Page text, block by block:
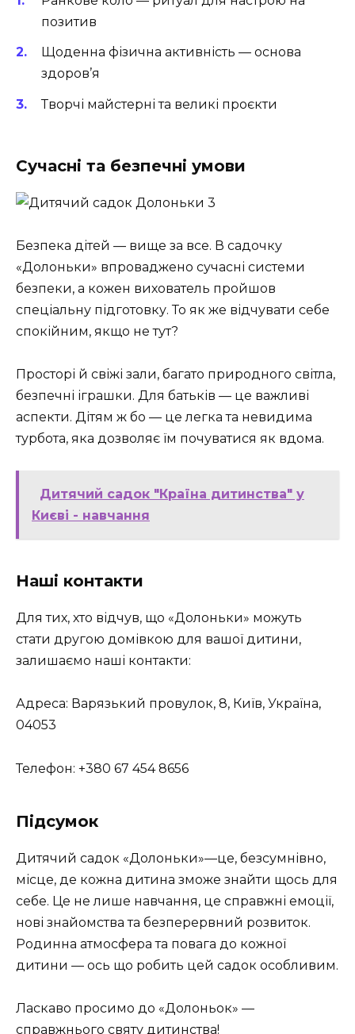
позитив
Щоденна фізична активність — основа
здоров’я
Творчі майстерні та великі проєкти
Сучасні та безпечні умови
Безпека дітей — вище за все. В садочку
«Долоньки» впроваджено сучасні системи
безпеки, а кожен вихователь пройшов
спеціальну підготовку. То як же відчувати себе
спокійним, якщо не тут?
Просторі й свіжі зали, багато природного світла,
безпечні іграшки. Для батьків — це важливі
аспекти. Дітям ж бо — це легка та невидима
турбота, яка дозволяє їм почуватися як вдома.
Дитячий садок "Країна дитинства" у
Києві - навчання
Наші контакти
Для тих, хто відчув, що «Долоньки» можуть
стати другою домівкою для вашої дитини,
залишаємо наші контакти:
Адреса: Варязький провулок, 8, Київ, Україна,
04053
Телефон: +380 67 454 8656
Підсумок
Дитячий садок «Долоньки»—це, безсумнівно,
місце, де кожна дитина зможе знайти щось для
себе. Це не лише навчання, це справжні емоції,
нові знайомства та безперервний розвиток.
Родинна атмосфера та повага до кожної
дитини — ось що робить цей садок особливим.
Ласкаво просимо до «Долоньок» —
справжнього святу дитинства!